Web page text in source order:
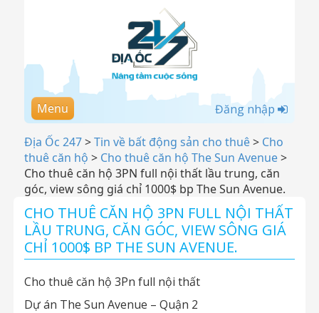
Menu Đăng nhập
Địa Ốc 247>Tin về bất động sản cho thuê> Cho
thuê căn hộ > Cho thuê căn hộ The Sun Avenue>
Cho thuê căn hộ 3PN full nội thất lầu trung, căn
góc, view sông giá chỉ 1000$ bp The Sun Avenue.
CHO THUÊ CĂN HỘ 3PN FULL NỘI THẤT
LẦU TRUNG, CĂN GÓC, VIEW SÔNG GIÁ
CHỈ 1000$ BP THE SUN AVENUE.
Cho thuê căn hộ 3Pn full nội thất
Dự án The Sun Avenue – Quận 2